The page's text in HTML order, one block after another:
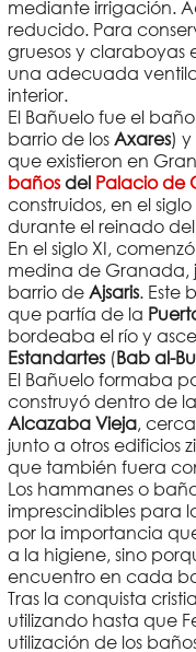
mediante irrigación.
reducido. Para
gruesos y claraboyas
una adecuada
interior.
El Bañuelo fue el
barrio de los Axares) y
que existieron en
bañosdel Palacio de
construidos, en el
durante el reinado del
En el siglo XI,
medina de Granada,
barrio de Ajsaris. Este
que partía de la
bordeaba el río y
Estandartes(Bab al-
El Bañuelo formaba
construyó dentro de la
Alcazaba Vieja,
junto a otros edificios
que también fuera
Los hammanes o
imprescindibles para
por la importancia
a la higiene, sino
encuentro en cada
Tras la conquista
utilizando hasta que
utilización de los